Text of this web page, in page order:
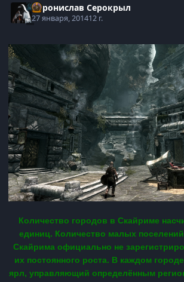
Воронислав Серокрыл
27 января, 201412 г.
Количество городов в Скайриме
единиц. Количество малых
Скайрима официально не
их постоянного роста. В каждом
ярл, управляющий определённым